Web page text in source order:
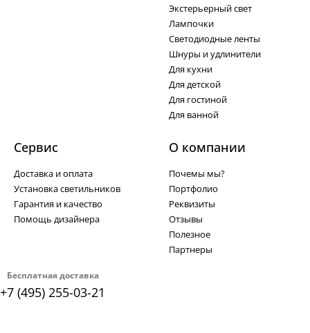
Бесплатная доставка
+7 (495) 255-03-21
Экстерьерный свет
Лампочки
Светодиодные ленты
Шнуры и удлинители
Для кухни
Для детской
Для гостиной
Для ванной
Сервис
Доставка и оплата
Установка светильников
Гарантия и качество
Помощь дизайнера
О компании
Почемы мы?
Портфолио
Реквизиты
Отзывы
Полезное
Партнеры